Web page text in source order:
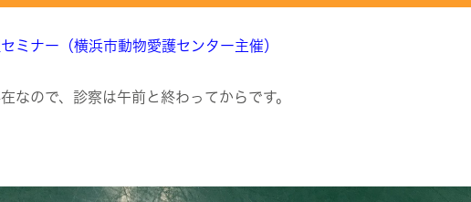
ミナー（横浜市動物愛護センター主催）
なので、診察は午前と終わってからです。